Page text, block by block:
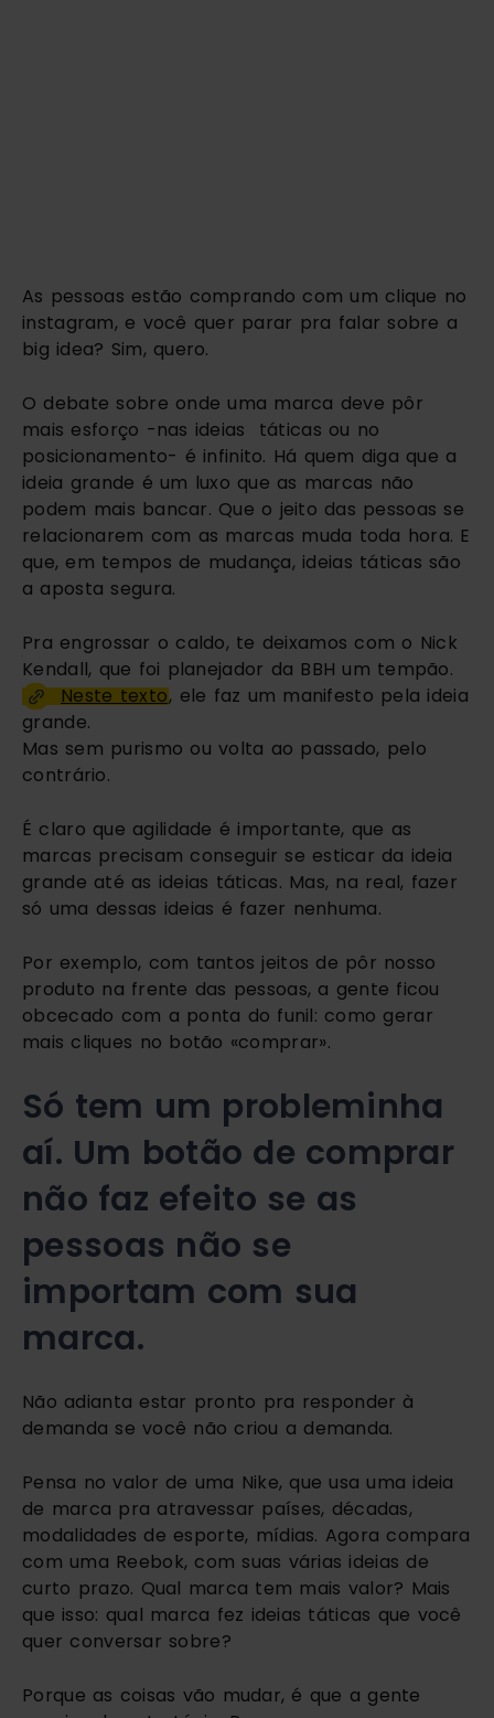
As pessoas estão comprando com um clique no
instagram, e você quer parar pra falar sobre a
big idea? Sim, quero.
O debate sobre onde uma marca deve pôr
mais esforço -nas ideias  táticas ou no
posicionamento- é infinito. Há quem diga que a
ideia grande é um luxo que as marcas não
podem mais bancar. Que o jeito das pessoas se
relacionarem com as marcas muda toda hora. E
que, em tempos de mudança, ideias táticas são
a aposta segura.
Pra engrossar o caldo, te deixamos com o Nick
Kendall, que foi planejador da BBH um tempão.
Neste texto, ele faz um manifesto pela ideia
grande.
Mas sem purismo ou volta ao passado, pelo
contrário.
É claro que agilidade é importante, que as
marcas precisam conseguir se esticar da ideia
grande até as ideias táticas. Mas, na real, fazer
só uma dessas ideias é fazer nenhuma.
Por exemplo, com tantos jeitos de pôr nosso
produto na frente das pessoas, a gente ficou
obcecado com a ponta do funil: como gerar
mais cliques no botão «comprar».
Só tem um probleminha
aí. Um botão de comprar
não faz efeito se as
pessoas não se
importam com sua
marca.
Não adianta estar pronto pra responder à
demanda se você não criou a demanda.
Pensa no valor de uma Nike, que usa uma ideia
de marca pra atravessar países, décadas,
modalidades de esporte, mídias. Agora compara
com uma Reebok, com suas várias ideias de
curto prazo. Qual marca tem mais valor? Mais
que isso: qual marca fez ideias táticas que você
quer conversar sobre?
Porque as coisas vão mudar, é que a gente